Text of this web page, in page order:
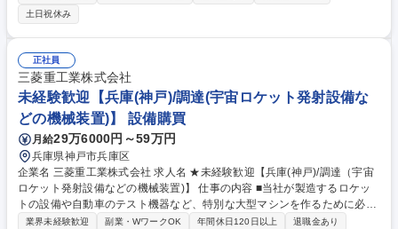
です。 バイヤーは当社の特徴である高収益・ファブレス・即日出荷の一翼
を担っています。会社業績への貢献が実感できる仕事です。 【詳細】■部
材調達：発注~検収までの一連業務■納期交渉：調達先との交渉業務■取引
先管理：調達先への管理・指導など 【やりがい】オープンでフラットな社
風ですので、1人1人が自身で考え、責任を持って、自律的に働くことがで
きます。 募集職種 【大阪】資材購買（調達バイヤー）※高収益の一翼を
担うポジション
土日祝休み
正社員
三菱重工業株式会社
未経験歓迎【兵庫(神戸)/調達(宇宙ロケット発射設備な
どの機械装置)】 設備購買
月給29万6000円～59万円
兵庫県神戸市兵庫区
企業名 三菱重工業株式会社 求人名 ★未経験歓迎【兵庫(神戸)/調達（宇宙
ロケット発射設備などの機械装置)】 仕事の内容 ■当社が製造するロケッ
トの設備や自動車のテスト機器など、特別な大型マシンを作るために必要
な部品や材料を、世界中の会社から一番良い条件で買い渡す調達業務をお
業界未経験歓迎 副業・WワークOK 年間休日120日以上
退職金あり